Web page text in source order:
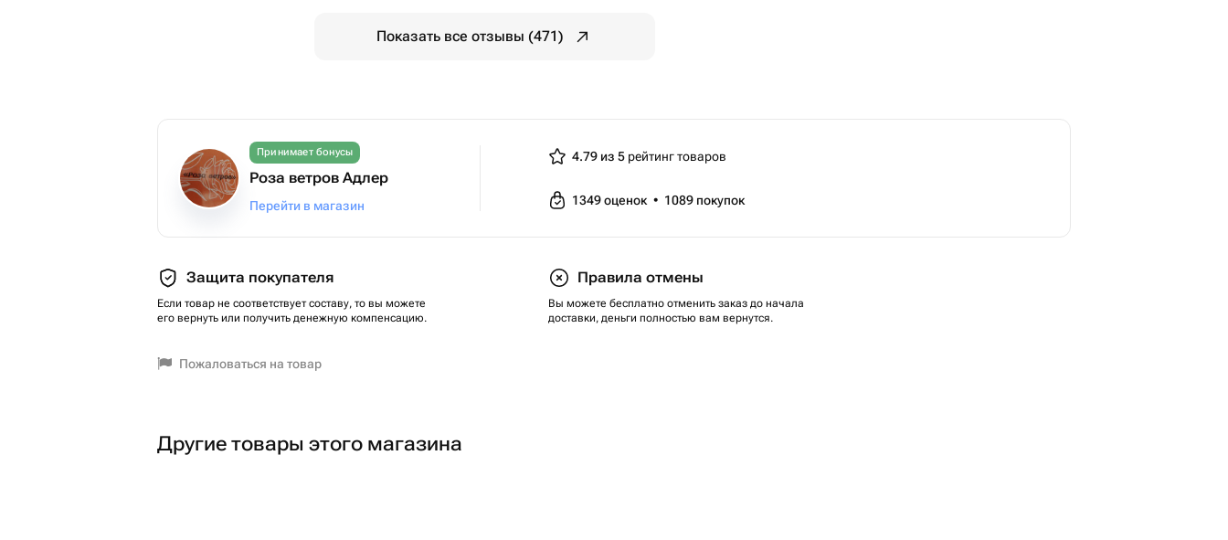
Показать все отзывы (471)
Принимает бонусы
Роза ветров Адлер
Перейти в магазин
4.79 из 5 рейтинг товаров
1349оценок • 1089 покупок
Защита покупателя
Если товар не соответствует составу, то вы можете
его вернуть или получить денежную компенсацию.
Правила отмены
Вы можете бесплатно отменить заказ до начала
доставки, деньги полностью вам вернутся.
Пожаловаться на товар
Другие товары этого магазина